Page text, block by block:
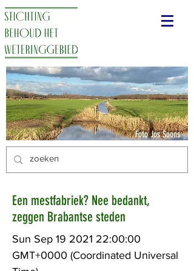
Foto Jos Soons
Een mestfabriek? Nee bedankt,
zeggen Brabantse steden
Sun Sep 19 2021 22:00:00
GMT+0000 (Coordinated Universal